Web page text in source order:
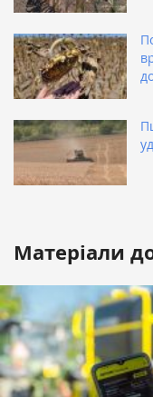
Матеріали